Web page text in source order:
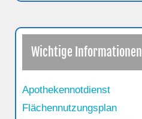
Wichtige Informationen
Apothekennotdienst
Flächennutzungsplan